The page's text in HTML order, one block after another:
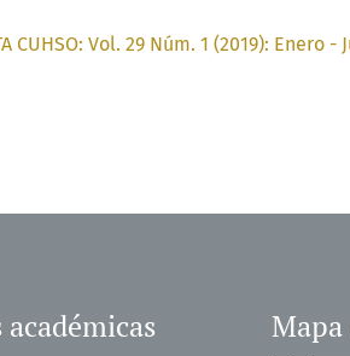
CUHSO: Vol. 29 Núm. 1 (2019): Enero -
académicas